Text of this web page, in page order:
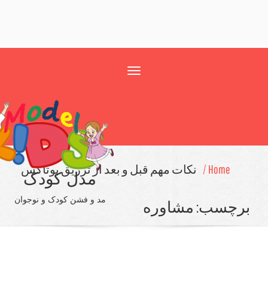
مدل کودک
مد و فشن کودک و نوجوان
نکات مهم قبل و بعد از تزریق بوتاکس
مشاوره